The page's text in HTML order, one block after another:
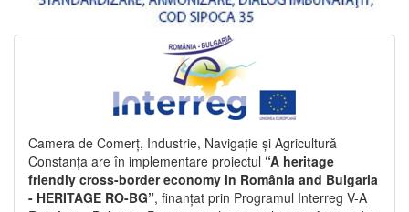
Camera de Comerț, Industrie, Navigație și Agricultură
Constanța are în implementare proiectul “A heritage
friendly cross-border economy in România and Bulgaria
- HERITAGE RO-BG”, finanțat prin Programul Interreg V-A